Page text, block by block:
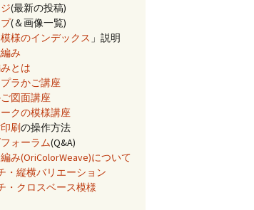
(最新の投稿)
(＆画像一覧)
様のインデックス 」説明
み
とは
ラかご講座
図面講座
クの模様講座
刷の操作方法
ォーラム(Q&A)
み(OriColorWeave)について
・縦横バリエーション
・クロスベース模様